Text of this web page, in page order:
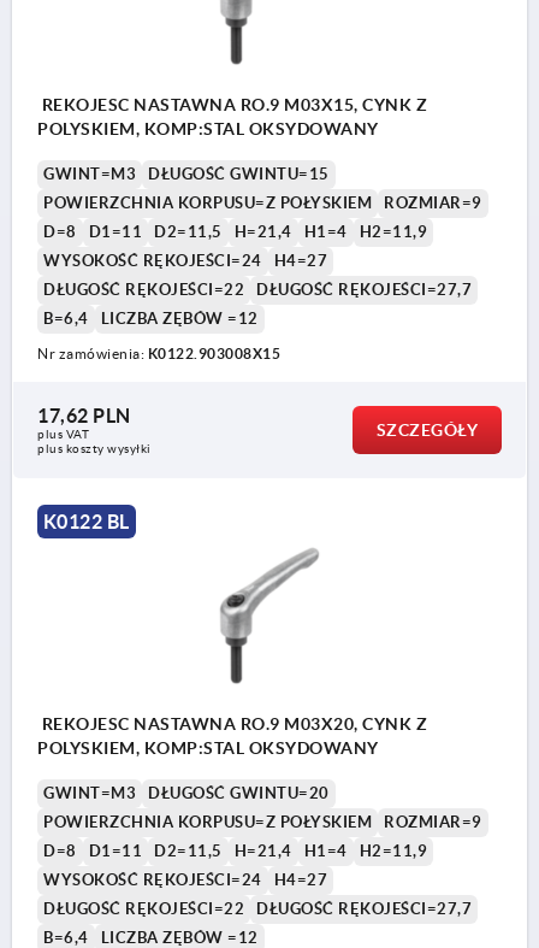
REKOJESC NASTAWNA RO.9 M03X15, CYNK Z
POLYSKIEM, KOMP:STAL OKSYDOWANY
GWINT=M3
DŁUGOŚĆ GWINTU=15
POWIERZCHNIA KORPUSU=Z POŁYSKIEM
ROZMIAR=9
D=8
D1=11 D2=11,5 H=21,4 H1=4
H2=11,9
WYSOKOŚĆ RĘKOJEŚCI=24
H4=27
DŁUGOŚĆ RĘKOJEŚCI=22
DŁUGOŚĆ RĘKOJEŚCI=27,7
B=6,4
LICZBA ZĘBÓW =12
Nr zamówienia: K0122.903008X15
17,62 PLN
plus VAT
plus koszty wysyłki
SZCZEGÓŁY
K0122 BL
REKOJESC NASTAWNA RO.9 M03X20, CYNK Z
POLYSKIEM, KOMP:STAL OKSYDOWANY
GWINT=M3
DŁUGOŚĆ GWINTU=20
POWIERZCHNIA KORPUSU=Z POŁYSKIEM
ROZMIAR=9
D=8
D1=11 D2=11,5 H=21,4 H1=4
H2=11,9
WYSOKOŚĆ RĘKOJEŚCI=24
H4=27
DŁUGOŚĆ RĘKOJEŚCI=22
DŁUGOŚĆ RĘKOJEŚCI=27,7
B=6,4
LICZBA ZĘBÓW =12